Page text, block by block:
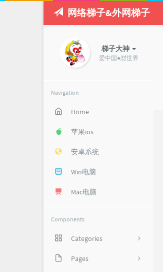
网络梯子&外网梯子
梯子大神
爱中国●怼世界
Navigation
Home
苹果ios
安卓系统
Win电脑
Mac电脑
Components
Categories
35
网络技巧
Pages